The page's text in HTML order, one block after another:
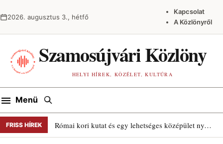
2026. augusztus 3., hétfő
Kapcsolat
A Közlönyről
Szamosújvári Közlöny
HELYI HÍREK, KÖZÉLET, KULTÚRA
Menü Keresés
FRISS HÍREK Római kori kutat és egy lehetséges középület nyomait találták Szamosújváron